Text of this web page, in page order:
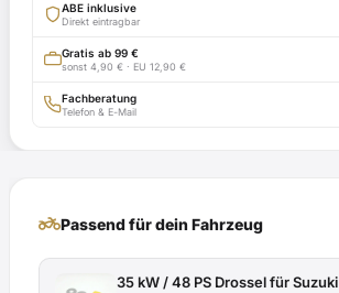
1995
ABE
H008
mit
ABE inklusive
Direkt eintragbar
Gratis ab 99 €
sonst 4,90 € · EU 12,90 €
Fachberatung
Telefon & E-Mail
two_wheelerPassend für dein Fahrzeug
35 kW / 48 PS Drossel für Suzuki